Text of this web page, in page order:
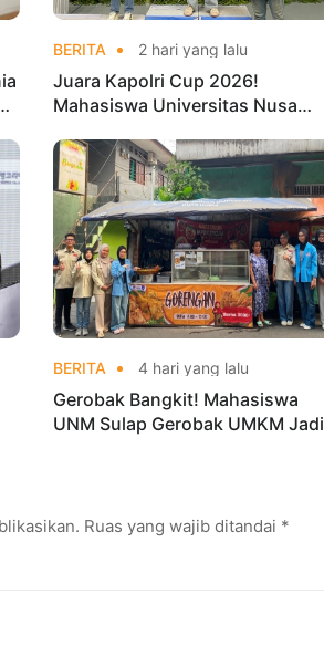
BERITA 2 hari yang lalu
Juara Kapolri Cup 2026!
Mahasiswa Universitas Nusa
di Kejurnas Taekwondo
BERITA 4 hari yang lalu
Gerobak Bangkit! Mahasiswa
UNM Sulap Gerobak UMKM Jadi
Ruas yang wajib ditandai *